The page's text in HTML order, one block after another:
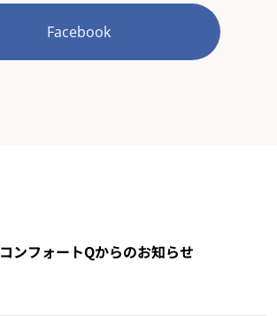
Facebook
コンフォートQからのお知らせ